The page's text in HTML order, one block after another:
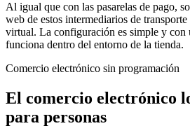
Al igual que con las pasarelas de pago,
web de estos intermediarios de
virtual. La configuración es simple y con
funciona dentro del entorno de la tienda.
Comercio electrónico sin programación
El comercio electrónico
para personas